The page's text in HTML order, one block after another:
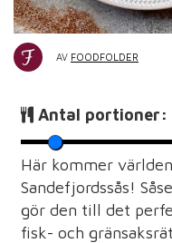
AV FOODFOLDER
Antal portioner:
Här kommer
Sandefjordssås!
gör den till det
fisk- och